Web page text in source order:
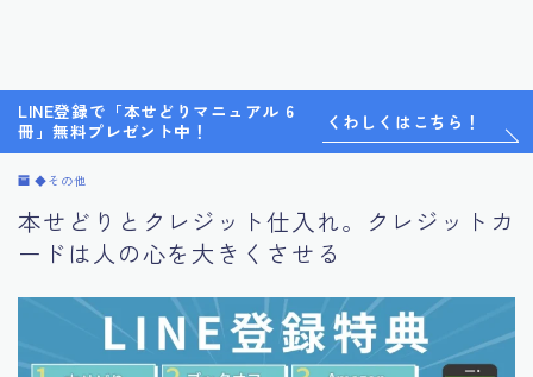
LINE登録で「本せどりマニュアル 6
冊」無料プレゼント中！
くわしくはこちら！
◆その他
本せどりとクレジット仕入れ。クレジットカ
ードは人の心を大きくさせる